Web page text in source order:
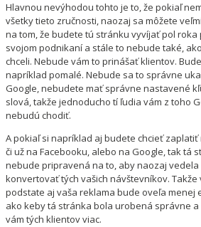
Hlavnou nevýhodou tohto je to, že pokiaľ
všetky tieto zručnosti, naozaj sa môžete
na tom, že budete tú stránku vyvíjať pol roka
svojom podnikaní a stále to nebude také,
chceli. Nebude vám to prinášať klientov.
napríklad pomalé. Nebude sa to správne
Google, nebudete mať správne nastavené
slová, takže jednoducho tí ľudia vám z toho
nebudú chodiť.
A pokiaľ si napríklad aj budete chcieť zaplatiť
či už na Facebooku, alebo na Google, tak tá
nebude pripravená na to, aby naozaj
konvertovať tých vašich návštevníkov. Takže
podstate aj vaša reklama bude oveľa menej
ako keby tá stránka bola urobená správne a
vám tých klientov viac.